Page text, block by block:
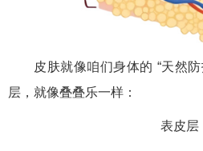
皮肤就像咱们身体的 “天然
层，就像叠叠乐一样：
表皮层